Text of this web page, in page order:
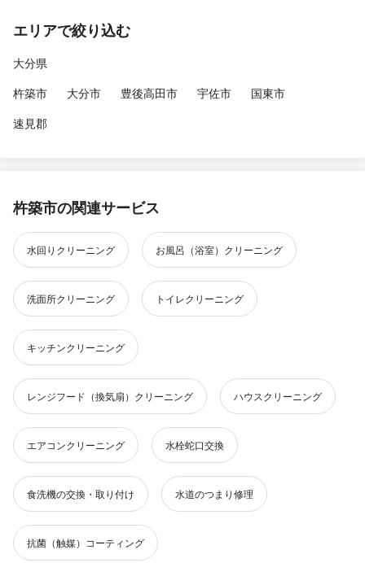
エリアで絞り込む
大分県
杵築市
大分市 豊後高田市 宇佐市
国東市
速見郡
杵築市の関連サービス
水回りクリーニング お風呂（浴室）クリーニング
洗面所クリーニング トイレクリーニング
キッチンクリーニング
レンジフード（換気扇）クリーニング ハウスクリーニング
エアコンクリーニング 水栓蛇口交換
食洗機の交換・取り付け 水道のつまり修理
抗菌（触媒）コーティング